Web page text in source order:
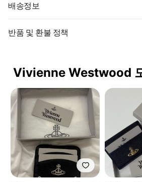
배송정보
반품 및 환불 정책
Vivienne Westwood